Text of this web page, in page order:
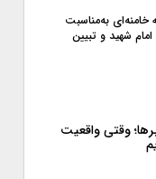
خامنه‌ای به‌مناسبت
شهید و تبیین
وقتی واقعیت